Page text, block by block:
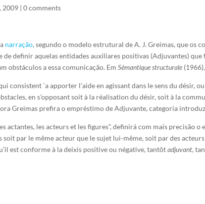
2009 |0 comments
narração, segundo o modelo estrutural de A. J. Greimas, que
de definir aquelas entidades auxiliares positivas (Adjuvantes)
obstáculos a essa comunicação. EmSémantique structurale
consistent `a apporter l’aide en agissant dans le sens du
en s’opposant soit à la réalisation du désir, soit à la
Greimas prefira o empréstimo de Adjuvante, categoria
actantes, les acteurs et les figures”, definirá com mais precisão
soit par le même acteur que le sujet lui-même, soit par des
est conforme à la deixis positive ou négative, tantôtadjuvant,